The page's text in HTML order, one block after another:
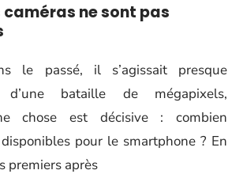
caméras ne sont pas
le passé, il s’agissait presque
d’une bataille de mégapixels,
chose est décisive : combien
pour le smartphone ? En
premiers après